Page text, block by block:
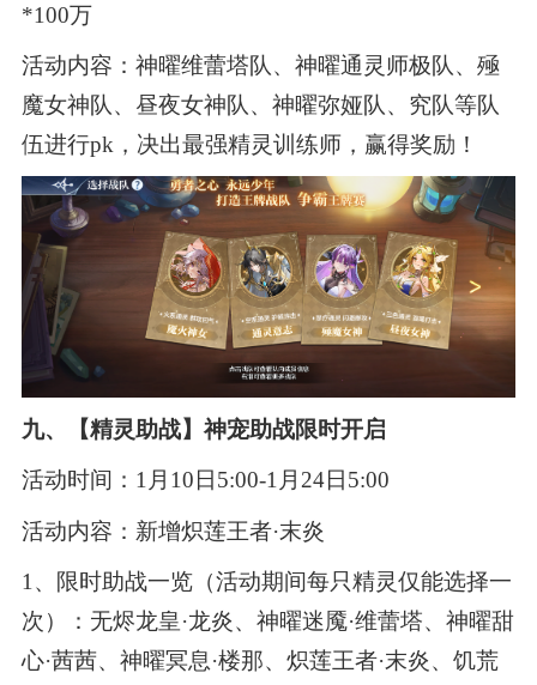
*100万
活动内容：神曜维蕾塔队、神曜通灵师极队、殛
魔女神队、昼夜女神队、神曜弥娅队、究队等队
伍进行pk，决出最强精灵训练师，赢得奖励！
九、【精灵助战】神宠助战限时开启
活动时间：1月10日5:00-1月24日5:00
活动内容：新增炽莲王者·末炎
1、限时助战一览（活动期间每只精灵仅能选择一
次）：无烬龙皇·龙炎、神曜迷魇·维蕾塔、神曜甜
心·茜茜、神曜冥息·楼那、炽莲王者·末炎、饥荒